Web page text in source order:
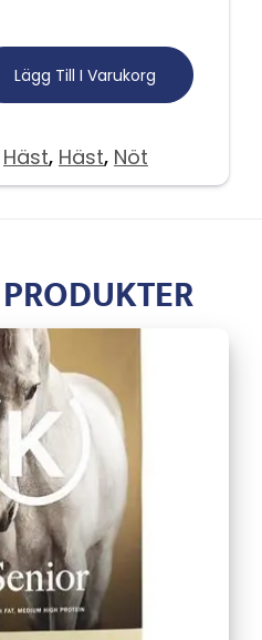
Lägg Till I Varukorg
Häst, Häst, Nöt